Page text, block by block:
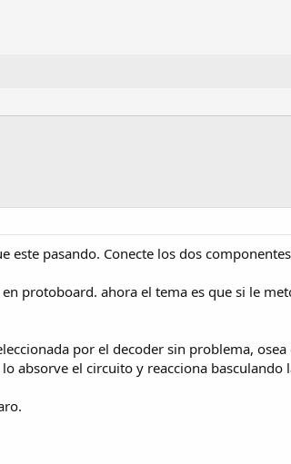
este pasando. Conecte los dos
protoboard. ahora el tema es que si le
por el decoder sin problema,
absorve el circuito y reacciona basculando